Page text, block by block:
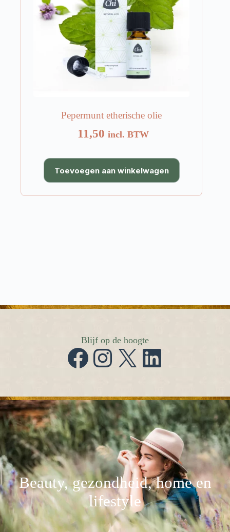
Pepermunt etherische olie
11,50 incl. BTW
Toevoegen aan winkelwagen
Blijf op de hoogte
Facebook
Instagram
X LinkedIn
Beauty, gezondheid, home en
lifestyle